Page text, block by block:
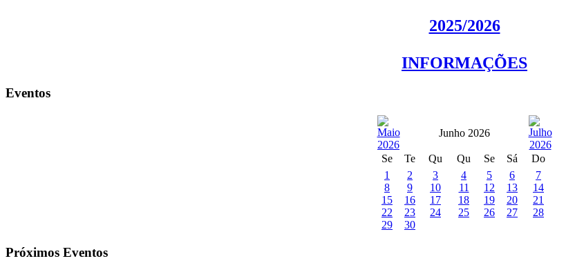
2025/2026
INFORMAÇÕES
Eventos
Junho 2026
Se Te Qu Qu Se Sá
Do
1
2 3 4 5 6
7
8
9 10 11 12 13
14
15
16 17 18 19 20
21
22
23 24 25 26 27
28
29
30
Próximos Eventos